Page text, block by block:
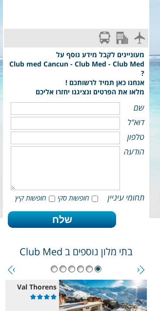
טיסת ארקיע: תל-אביב - גרנובל - Grenoble
מעוניינים לקבל מידע נוסף על
Club med Cancun - Club Med - Club Med
?
אנחנו כאן תמיד לרשותכם !
מלאו את הפרטים ונציגנו יחזרו אליכם
שם
דוא"ל
טלפון
הודעה
תחומי עיניין חופשות סקי חופשות קיץ
בתי מלון נוספים ב Club Med
Val Thorens